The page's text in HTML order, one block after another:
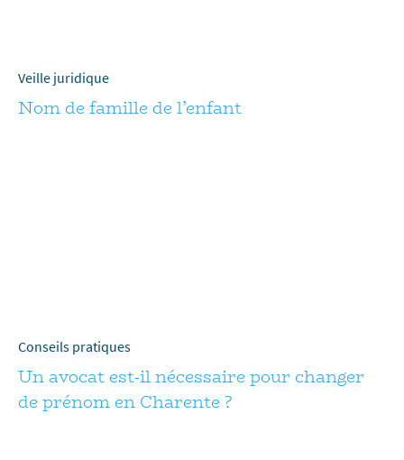
Veille juridique
Nom de famille de l’enfant
Conseils pratiques
Un avocat est-il nécessaire pour changer
de prénom en Charente ?